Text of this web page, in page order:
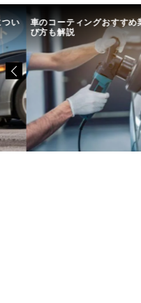
い 車のコーティングおすす
び方も解説